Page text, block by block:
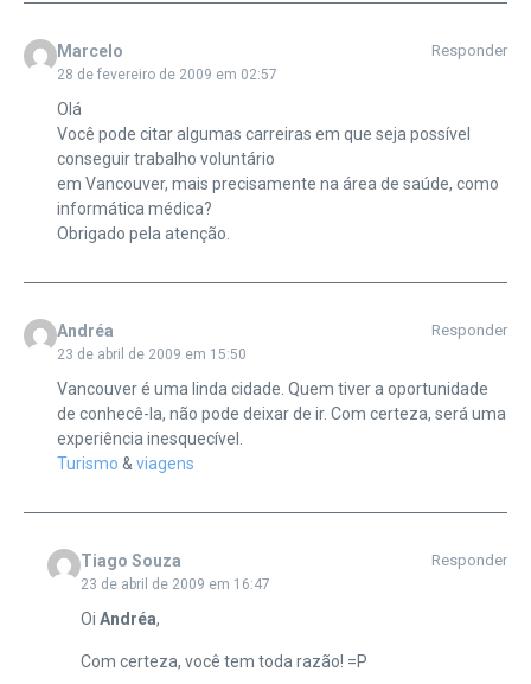
Marcelo
28 de fevereiro de 2009 em 02:57
Responder
Olá
Você pode citar algumas carreiras em que seja possível
conseguir trabalho voluntário
em Vancouver, mais precisamente na área de saúde, como
informática médica?
Obrigado pela atenção.
Andréa
23 de abril de 2009 em 15:50
Responder
Vancouver é uma linda cidade. Quem tiver a oportunidade
de conhecê-la, não pode deixar de ir. Com certeza, será uma
experiência inesquecível.
Turismo & viagens
Tiago Souza
23 de abril de 2009 em 16:47
Responder
Oi Andréa,
Com certeza, você tem toda razão! =P